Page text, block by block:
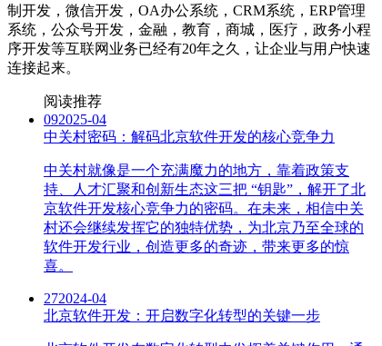
制开发，微信开发，OA办公系统，CRM系统，ERP管理
系统，公众号开发，金融，教育，商城，医疗，政务小程
序开发等互联网业务已经有20年之久，让企业与用户快速
连接起来。
阅读推荐
092025-04
中关村密码：解码北京软件开发的核心竞争力
中关村就像是一个充满魔力的地方，靠着政策支
持、人才汇聚和创新生态这三把 “钥匙”，解开了北
京软件开发核心竞争力的密码。在未来，相信中关
村还会继续发挥它的独特优势，为北京乃至全球的
软件开发行业，创造更多的奇迹，带来更多的惊
喜。
272024-04
北京软件开发：开启数字化转型的关键一步